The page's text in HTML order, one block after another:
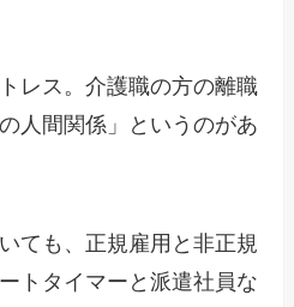
レス。介護職の方の離職
人間関係」というのがあ
ても、正規雇用と非正規
トタイマーと派遣社員な